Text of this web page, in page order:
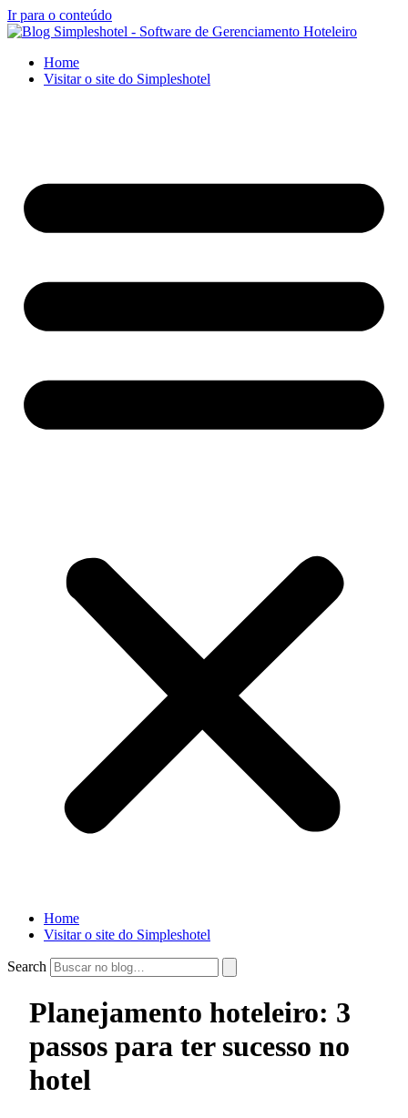
Ir para o conteúdo
Home
Visitar o site do Simpleshotel
Home
Visitar o site do Simpleshotel
Search
Planejamento hoteleiro: 3
passos para ter sucesso no
hotel